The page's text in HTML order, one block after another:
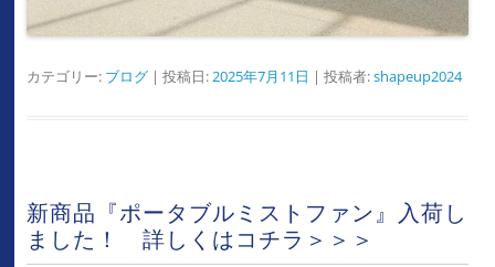
カテゴリー: ブログ | 投稿日:2025年7月11日 | 投稿者:shapeup2024
新商品『ポータブルミストファン』入荷し
ました！ 詳しくはコチラ＞＞＞